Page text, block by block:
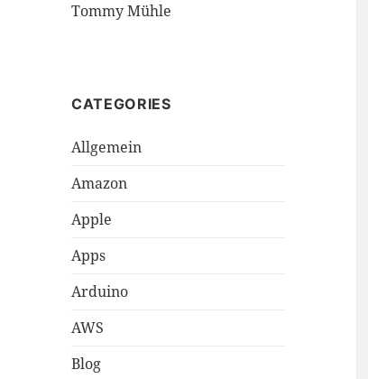
Tommy Mühle
CATEGORIES
Allgemein
Amazon
Apple
Apps
Arduino
AWS
Blog